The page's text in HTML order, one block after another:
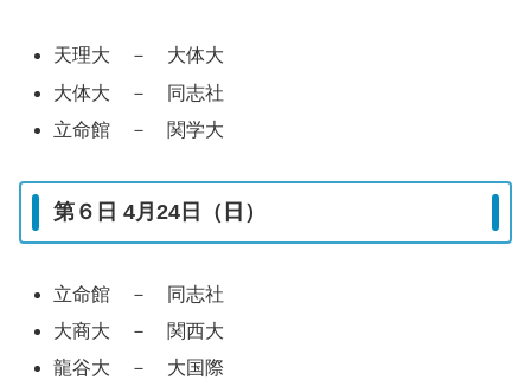
天理大 － 大体大
大体大 － 同志社
立命館 － 関学大
第６日 4月24日（日）
立命館 － 同志社
大商大 － 関西大
龍谷大 － 大国際